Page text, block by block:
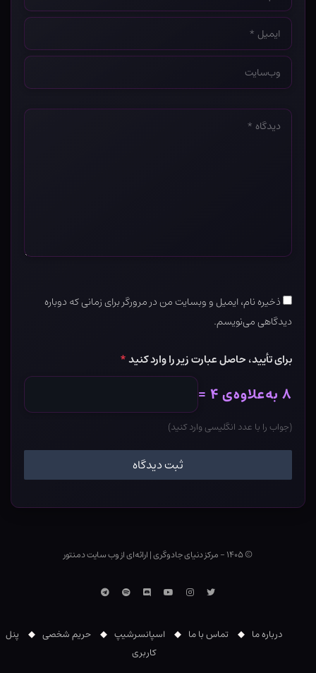
ایمیل
*
وب‌سایت
*
دیدگاه
ذخیره نام، ایمیل و وبسایت من در مرورگر برای زمانی که دوباره
دیدگاهی می‌نویسم.
برای تأیید، حاصل عبارت زیر را وارد کنید*
۸ به‌علاوه‌ی ۴ =
(جواب را با عدد انگلیسی وارد کنید)
© ۱۴۰۵ - مرکز دنیای جادوگری |ارائه‌ای از وب ‌سایت دمنتور
توییتراینستاگرام
یوتوبDiscordاسپاتیفایتلگرام
درباره ما تماس با ما اسپانسرشیپ حریم شخصی
پنل
کاربری